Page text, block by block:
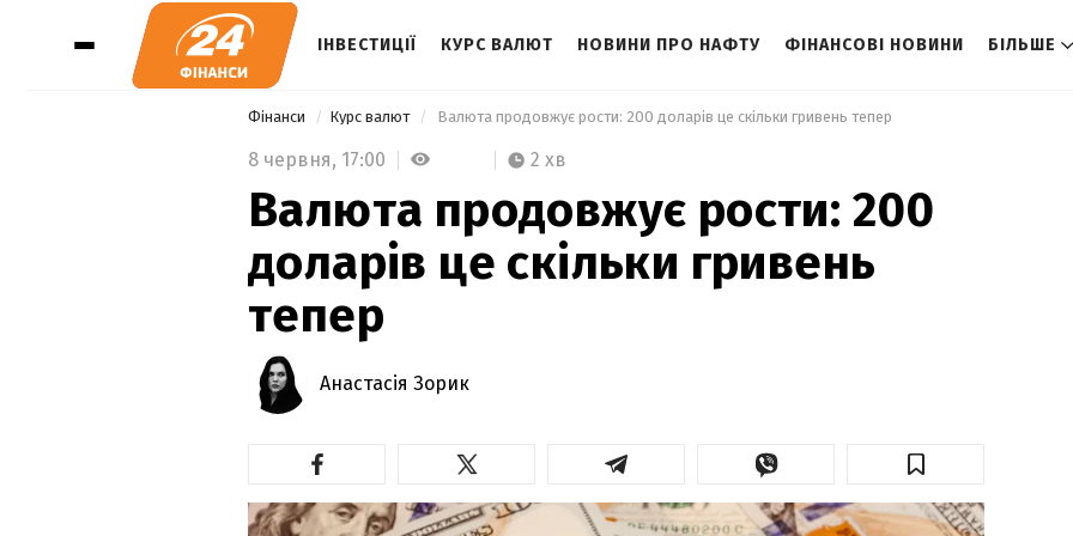
ІНВЕСТИЦІЇ КУРС ВАЛЮТ НОВИНИ ПРО НАФТУ ФІНАНСОВІ НОВИНИ БІЛЬШЕ
Фінанси Курс валют Валюта продовжує рости: 200 доларів це скільки гривень тепер
8 червня, 17:00 2 хв
Валюта продовжує рости: 200
доларів це скільки гривень
тепер
Анастасія Зорик